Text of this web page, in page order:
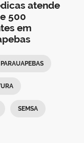
atende
500
em
PARAUAPEBAS
SEMSA